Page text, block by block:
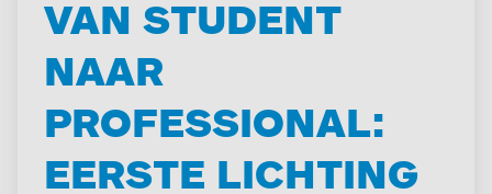
VAN STUDENT
NAAR
PROFESSIONAL:
EERSTE LICHTING